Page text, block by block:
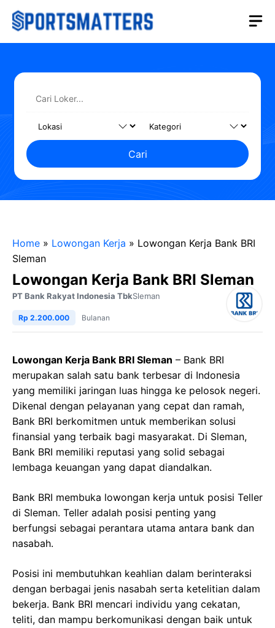
Langsung
Cari
Home » Lowongan Kerja » Lowongan Kerja Bank BRI
Sleman
Lowongan Kerja Bank BRI Sleman
PT Bank Rakyat Indonesia TbkSleman
Rp 2.200.000 Bulanan
Lowongan Kerja Bank BRI Sleman – Bank BRI
merupakan salah satu bank terbesar di Indonesia
yang memiliki jaringan luas hingga ke pelosok negeri.
Dikenal dengan pelayanan yang cepat dan ramah,
Bank BRI berkomitmen untuk memberikan solusi
finansial yang terbaik bagi masyarakat. Di Sleman,
Bank BRI memiliki reputasi yang solid sebagai
lembaga keuangan yang dapat diandalkan.
Bank BRI membuka lowongan kerja untuk posisi Teller
di Sleman. Teller adalah posisi penting yang
berfungsi sebagai perantara utama antara bank dan
nasabah.
Posisi ini membutuhkan keahlian dalam berinteraksi
dengan berbagai jenis nasabah serta ketelitian dalam
bekerja. Bank BRI mencari individu yang cekatan,
teliti, dan mampu berkomunikasi dengan baik untuk